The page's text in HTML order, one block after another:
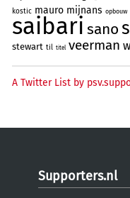
kostic mauro mijnans opbouw
saibari sano
stewart til titel veerman
A Twitter List by
Supporters.nl